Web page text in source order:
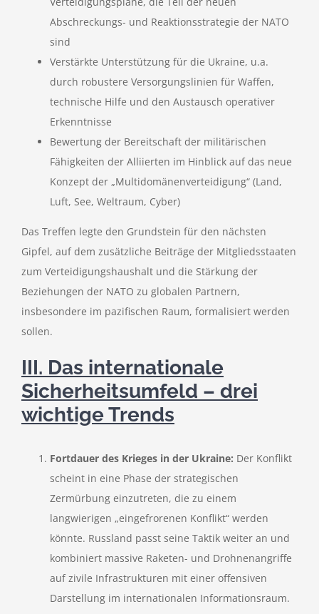
Abschreckungs- und Reaktionsstrategie der NATO
sind
Verstärkte Unterstützung für die Ukraine, u.a.
durch robustere Versorgungslinien für Waffen,
technische Hilfe und den Austausch operativer
Erkenntnisse
Bewertung der Bereitschaft der militärischen
Fähigkeiten der Alliierten im Hinblick auf das neue
Konzept der „Multidomänenverteidigung“ (Land,
Luft, See, Weltraum, Cyber)
Das Treffen legte den Grundstein für den nächsten
Gipfel, auf dem zusätzliche Beiträge der Mitgliedsstaaten
zum Verteidigungshaushalt und die Stärkung der
Beziehungen der NATO zu globalen Partnern,
insbesondere im pazifischen Raum, formalisiert werden
sollen.
III. Das internationale
Sicherheitsumfeld – drei
wichtige Trends
Fortdauer des Krieges in der Ukraine: Der Konflikt
scheint in eine Phase der strategischen
Zermürbung einzutreten, die zu einem
langwierigen „eingefrorenen Konflikt“ werden
könnte. Russland passt seine Taktik weiter an und
kombiniert massive Raketen- und Drohnenangriffe
auf zivile Infrastrukturen mit einer offensiven
Darstellung im internationalen Informationsraum.